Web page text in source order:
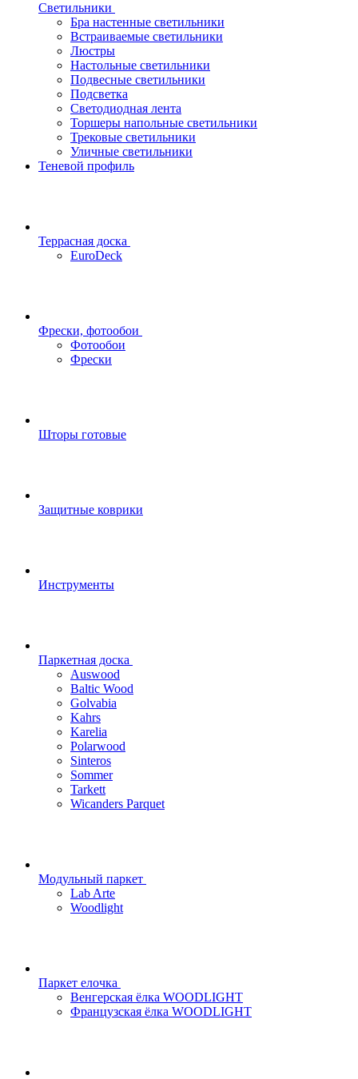
Светильники
Бра настенные светильники
Встраиваемые светильники
Люстры
Настольные светильники
Подвесные светильники
Подсветка
Светодиодная лента
Торшеры напольные светильники
Трековые светильники
Уличные светильники
Теневой профиль
Террасная доска
EuroDeck
Фрески, фотообои
Фотообои
Фрески
Шторы готовые
Защитные коврики
Инструменты
Паркетная доска
Auswood
Baltic Wood
Golvabia
Kahrs
Karelia
Polarwood
Sinteros
Sommer
Tarkett
Wicanders Parquet
Модульный паркет
Lab Arte
Woodlight
Паркет елочка
Венгерская ёлка WOODLIGHT
Французская ёлка WOODLIGHT